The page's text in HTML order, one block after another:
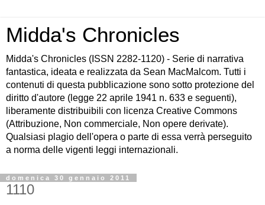
Midda's Chronicles
Midda's Chronicles (ISSN 2282-1120) - Serie di narrativa
fantastica, ideata e realizzata da Sean MacMalcom. Tutti i
contenuti di questa pubblicazione sono sotto protezione del
diritto d'autore (legge 22 aprile 1941 n. 633 e seguenti),
liberamente distribuibili con licenza Creative Commons
(Attribuzione, Non commerciale, Non opere derivate).
Qualsiasi plagio dell'opera o parte di essa verrà perseguito
a norma delle vigenti leggi internazionali.
domenica 30 gennaio 2011
1110